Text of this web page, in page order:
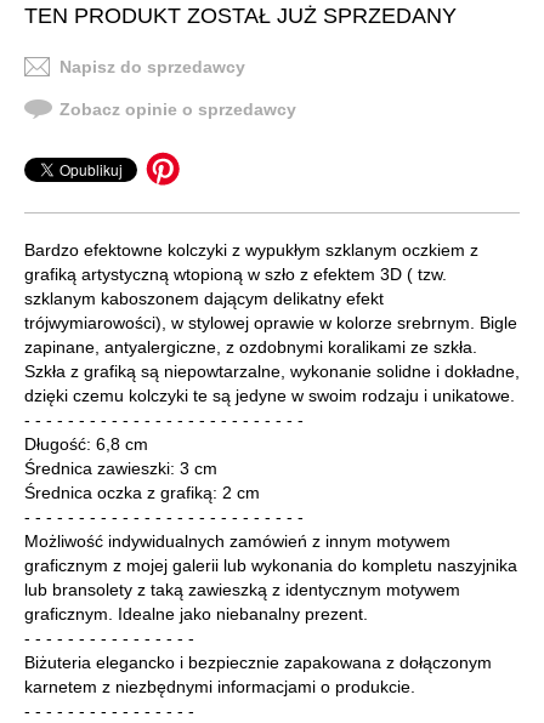
TEN PRODUKT ZOSTAŁ JUŻ SPRZEDANY
Napisz do sprzedawcy
Zobacz opinie o sprzedawcy
Bardzo efektowne kolczyki z wypukłym szklanym oczkiem z
grafiką artystyczną wtopioną w szło z efektem 3D ( tzw.
szklanym kaboszonem dającym delikatny efekt
trójwymiarowości), w stylowej oprawie w kolorze srebrnym. Bigle
zapinane, antyalergiczne, z ozdobnymi koralikami ze szkła.
Szkła z grafiką są niepowtarzalne, wykonanie solidne i dokładne,
dzięki czemu kolczyki te są jedyne w swoim rodzaju i unikatowe.
- - - - - - - - - - - - - - - - - - - - - - - - - -
Długość: 6,8 cm
Średnica zawieszki: 3 cm
Średnica oczka z grafiką: 2 cm
- - - - - - - - - - - - - - - - - - - - - - - - - -
Możliwość indywidualnych zamówień z innym motywem
graficznym z mojej galerii lub wykonania do kompletu naszyjnika
lub bransolety z taką zawieszką z identycznym motywem
graficznym. Idealne jako niebanalny prezent.
- - - - - - - - - - - - - - - -
Biżuteria elegancko i bezpiecznie zapakowana z dołączonym
karnetem z niezbędnymi informacjami o produkcie.
- - - - - - - - - - - - - - - -